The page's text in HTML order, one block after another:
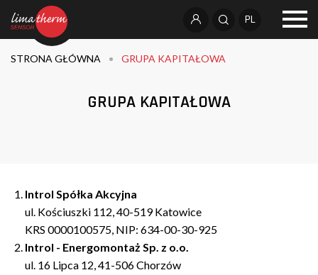
PL
STRONA GŁÓWNA GRUPA KAPITAŁOWA
GRUPA KAPITAŁOWA
Introl Spółka Akcyjna
ul. Kościuszki 112, 40-519 Katowice
KRS 0000100575, NIP: 634-00-30-925
Introl - Energomontaż Sp. z o.o.
ul. 16 Lipca 12, 41-506 Chorzów